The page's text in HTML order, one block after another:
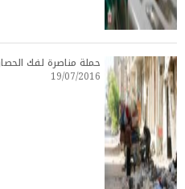
حملة مناصرة لفك
19/07/2016